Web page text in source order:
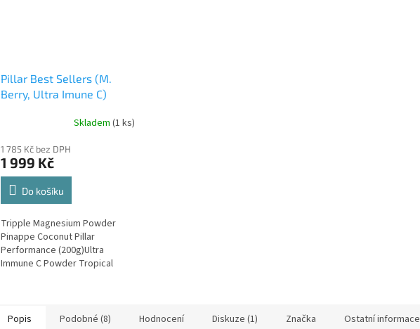
Pillar Best Sellers (M.
Berry, Ultra Imune C)
Skladem (1 ks)
1 785 Kč bez DPH
1 999 Kč
Do košíku
Tripple Magnesium Powder
Pinappe Coconut Pillar
Performance (200g)Ultra
Immune C Powder Tropical
Popis Podobné (8) Hodnocení Diskuze (1) Značka Ostatní informace